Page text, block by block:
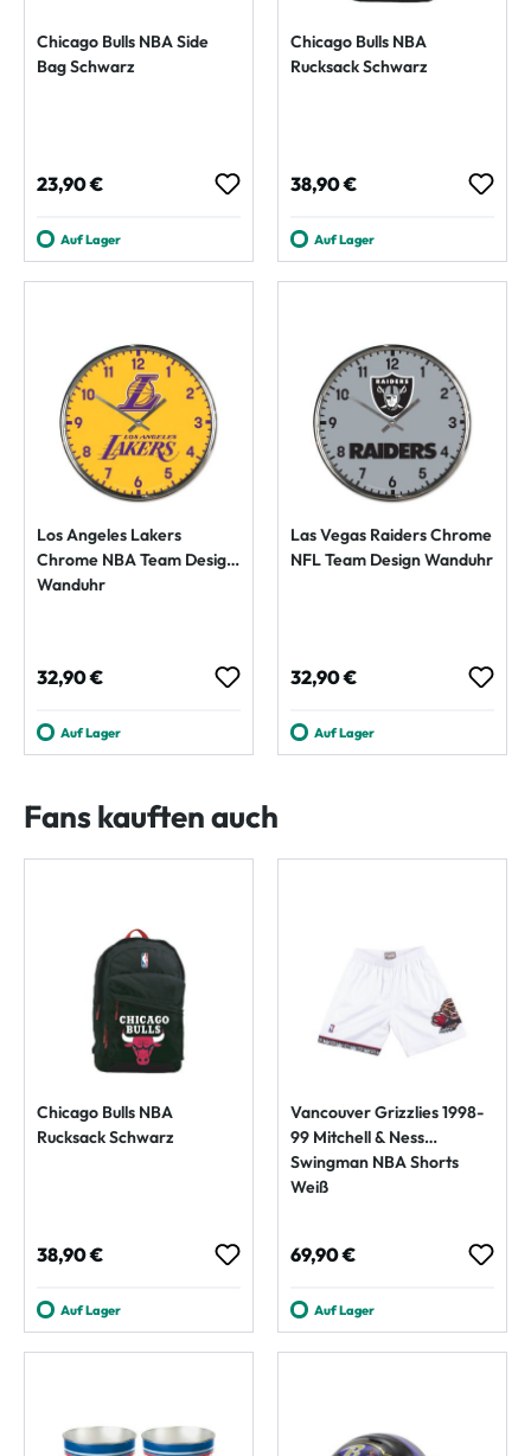
Chicago Bulls NBA Side
Bag Schwarz
Regulärer Preis:
23,90 €
Auf Lager
Chicago Bulls NBA
Rucksack Schwarz
Regulärer Preis:
38,90 €
Auf Lager
Los Angeles Lakers
Chrome NBA Team Design
Wanduhr
Regulärer Preis:
32,90 €
Auf Lager
Las Vegas Raiders Chrome
NFL Team Design Wanduhr
Regulärer Preis:
32,90 €
Auf Lager
Fans kauften auch
Chicago Bulls NBA
Rucksack Schwarz
Regulärer Preis:
38,90 €
Auf Lager
Vancouver Grizzlies 1998-
99 Mitchell & Ness
Swingman NBA Shorts
Weiß
Regulärer Preis:
69,90 €
Auf Lager